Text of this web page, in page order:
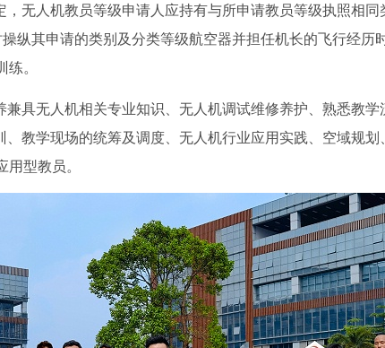
无人机教员等级申请人应持有与所申请教员等级执照相
纵其申请的类别及分类等级航空器并担任机长的飞行经历
。
具无人机相关专业知识、无人机调试维修养护、熟悉教
教学现场的统筹及调度、无人机行业应用实践、空域规划
型教员。